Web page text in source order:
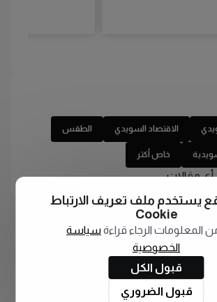
الاقتصاد السويدي الطقس
خاص أكتر
أي مقالات
يستخدم ملف تعريف الارتباط
Cookie
المعلومات الرجاء قراءة سياسة
الخصوصية
قبول الكل
قبول الضروري